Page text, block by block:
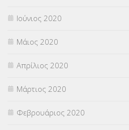
Ιούνιος 2020
Μάιος 2020
Απρίλιος 2020
Μάρτιος 2020
Φεβρουάριος 2020